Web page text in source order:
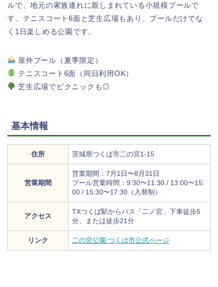
ルで、地元の家族連れに親しまれている小規模プールで
す。テニスコート6面と芝生広場もあり、プールだけでな
く1日楽しめる公園です。
屋外プール（夏季限定）
テニスコート6面（同日利用OK）
芝生広場でピクニックも◎
基本情報
住所 茨城県つくば市二の宮1-15
営業期間
営業期間：7月1日〜8月31日
プール営業時間：9:30〜11:30 / 13:00〜15:
00 / 15:30〜17:30（入替制）
アクセス
TXつくば駅からバス「二ノ宮」下車徒歩5
分、または徒歩21分
リンク 二の宮公園 つくば市公式ページ